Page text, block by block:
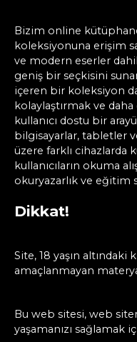
Bizim online
koleksiyonuna erişim
ve modern eserler
geniş bir seçkisini
içeren bir koleksiyon
kolaylaştırmak ve
kullanıcı dostu bir
bilgisayarlar, tabletler
üzere farklı cihazlarda
kullanıcıların okuma
okuryazarlık ve eğitim
Dikkat!
Site, 18 yaşın
amaçlanmayan
Bu web sitesi, web
yaşamanızı sağlamak